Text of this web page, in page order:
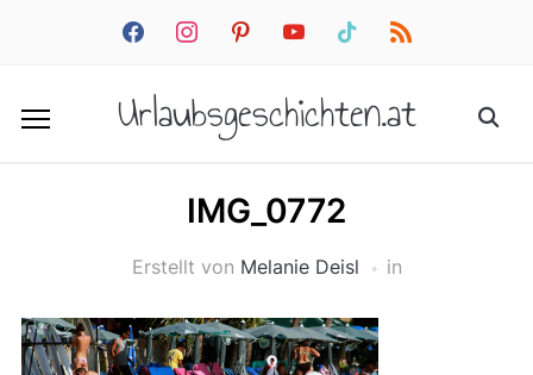
facebookinstagrampinterestyoutube tiktok rss
Urlaubsgeschichten.at
IMG_0772
Erstellt von Melanie Deisl in